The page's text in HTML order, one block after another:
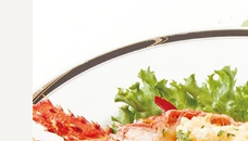
～￥2,999
￥3,000～￥4,999